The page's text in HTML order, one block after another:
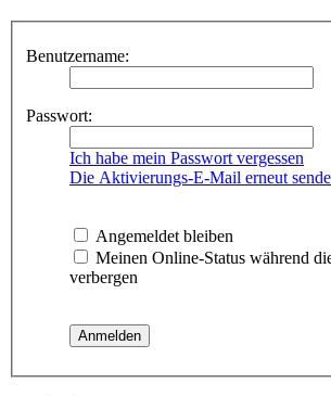
Benutzername:
Passwort:
Ich habe mein Passwort vergessen
Die Aktivierungs-E-Mail erneut
Angemeldet bleiben
Meinen Online-Status während
verbergen